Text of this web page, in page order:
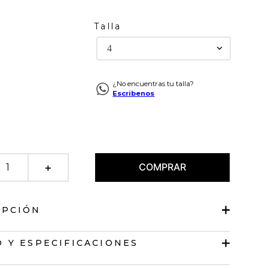
Talla
4
¿No encuentras tu talla?
Escribenos
＋ COMPRAR
bolsillos
Y ESPECIFICACIONES